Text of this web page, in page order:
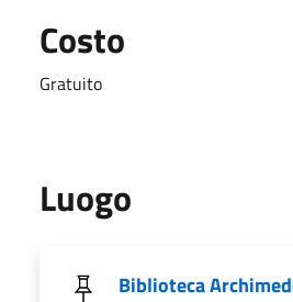
Costo
Gratuito
Luogo
Biblioteca